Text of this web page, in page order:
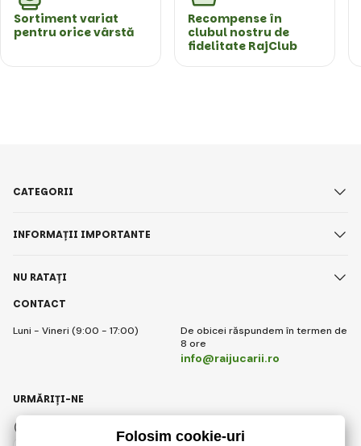
Sortiment variat
pentru orice vârstă
Recompense în
clubul nostru de
fidelitate RajClub
CONTACT
Luni - Vineri (9:00 - 17:00)
De obicei răspundem în termen de
8 ore
info@raijucarii.ro
CATEGORII
INFORMAȚII IMPORTANTE
NU RATAȚI
URMĂRIȚI-NE
Instagram